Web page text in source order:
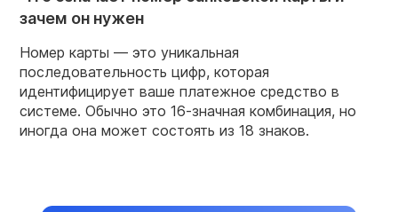
зачем он нужен
Номер карты — это уникальная
последовательность цифр, которая
идентифицирует ваше платежное средство в
системе. Обычно это 16-значная комбинация, но
иногда она может состоять из 18 знаков.